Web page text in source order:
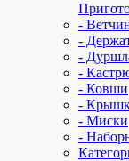
-
-
-
-
- Ковши
-
- Миски
-